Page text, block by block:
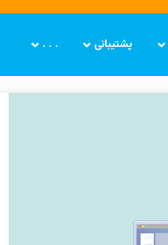
پشتیبانی . . .